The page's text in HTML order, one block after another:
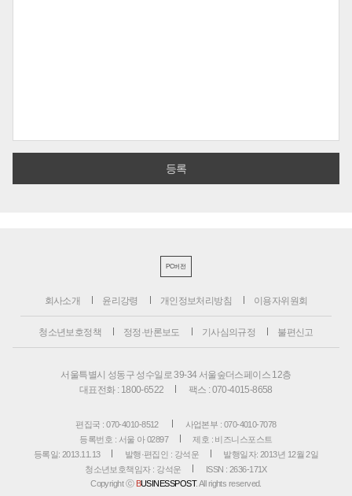
PC버전
회사소개 윤리강령 개인정보처리방침 이용자위원회
청소년보호정책 정정·반론보도 기사심의규정 불편신고
서울특별시 성동구 성수일로 39-34 서울숲더스페이스 12층
대표전화 : 1800-6522
팩스 : 070-4015-8658
편집국 : 070-4010-8512
사업본부 : 070-4010-7078
등록번호 : 서울 아 02897
제호 : 비즈니스포스트
등록일: 2013.11.13
발행·편집인 : 강석운
발행일자: 2013년 12월 2일
청소년보호책임자 : 강석운
ISSN : 2636-171X
Copyright ⓒ BUSINESSPOST. All rights reserved.